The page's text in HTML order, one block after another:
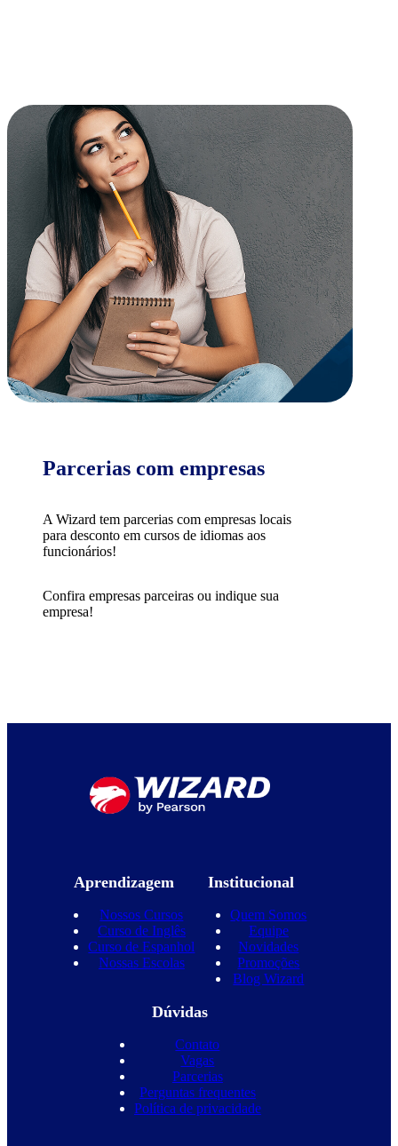
Parcerias com empresas
A Wizard tem parcerias com empresas locais
para desconto em cursos de idiomas aos
funcionários!
Confira empresas parceiras ou indique sua
empresa!
Aprendizagem
Nossos Cursos
Curso de Inglês
Curso de Espanhol
Nossas Escolas
Institucional
Quem Somos
Equipe
Novidades
Promoções
Blog Wizard
Dúvidas
Contato
Vagas
Parcerias
Perguntas frequentes
Política de privacidade